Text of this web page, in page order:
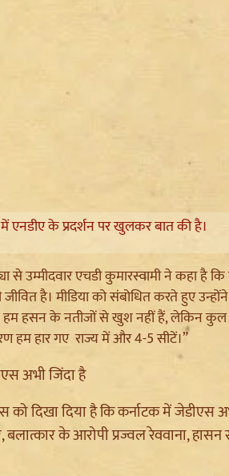
एनडीए के प्रदर्शन पर खुलकर बात की है।
उम्मीदवार एचडी कुमारस्वामी ने कहा है
है। मीडिया को संबोधित करते हुए
हम हसन के नतीजों से खुश नहीं हैं, लेकिन कुल
हम हार गए राज्य में और 4-5 सीटें।”
अभी जिंदा है
को दिखा दिया है कि कर्नाटक में
के आरोपी प्रज्वल रेववाना,